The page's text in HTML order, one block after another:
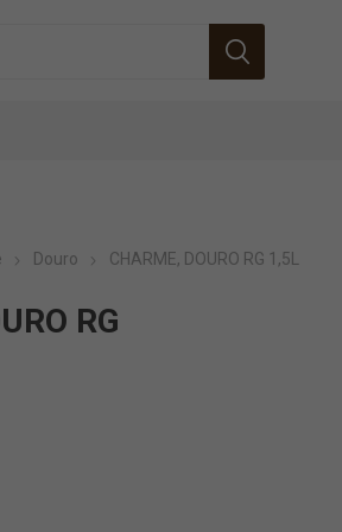
Douro CHARME, DOURO RG 1,5L
RG